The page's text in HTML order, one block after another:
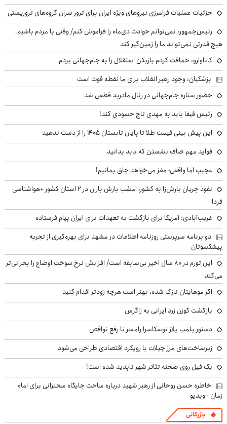
جزئیات عملیات فرامرزی نیروهای ویژه ایران برای ترور سران گروه‌های تروریستی
رئیس‌جمهور: نمی‌توانم حوادث دی‌ماه را فراموش کنم/ وقتی با مردم باشیم،
هیچ قدرتی نمی‌تواند ما را زمین‌گیر کند
کاناوارو: حماقت کردم بازیکن استقلال را به جام‌جهانی بردم
پزشکیان: وجود رهبر انقلاب برای ما نقطه قوت است
حضور ستاره جام‌جهانی در رئال مادرید قطعی شد
رئیس فیفا باید به مهدی تاج حسودی کند!
این پیش بینی قیمت طلا تا پایان تابستان ۱۴۰۵ را از دست ندهید
فواید مهم صاف نشستن که باید بدانید
عجیب اما واقعی؛ مغز می‌خواهد چاق بمانیم!
نفوذ جریان بارش‌زا به کشور؛ امشب بارش باران در ۲ استان کشور +هواشناسی
فردا
غریب‌آبادی: آمریکا برای بازگشت به تعهدات برای ایران پیام فرستاده
دو برنامه سرپرستی روزنامه اطلاعات در مشهد برای بهره‌گیری از تجربه
پیشکسوتان
این تورم در ۸۰ سال اخیر بی‌سابقه است/ افزایش نرخ سوخت اوضاع را بحرانی‌تر
می‌کند
اگر موهایتان نازک شده، بهتر است هرچه زودتر اقدام کنید
بازگشت گوزن زرد ایرانی به زاگرس
دستور پلمب پلاژ توسکاسرا رامسر تا رفع نواقص
زیرساخت‌های مرز چیلات با رویکرد اقتصادی طراحی می‌شود
یک فیل روی صحنه تئاتر شهر ناپدید شده است!
خاطره حسن روحانی از رهبر شهید درباره ساخت جایگاه سخنرانی برای امام
زمان +ویدیو
بازرگانی